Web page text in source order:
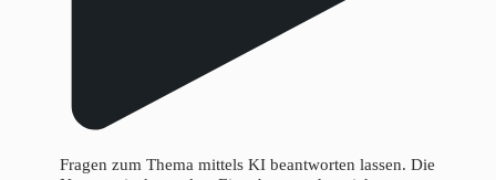
Fragen zum Thema mittels KI beantworten lassen. Die